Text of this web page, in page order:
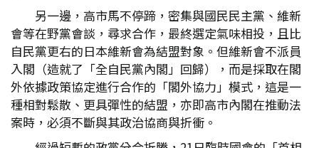
另一邊，高市馬不停蹄，密集與國民民主黨、維新
會等在野黨會談，尋求合作，最終選定氣味相投，且比
自民黨更右的日本維新會為結盟對象。但維新會不派員
入閣（造就了「全自民黨內閣」回歸），而是採取在閣
外依據政策協定進行合作的「閣外協力」模式，這是一
種相對鬆散、更具彈性的結盟，亦即高市內閣在推動法
案時，必須不斷與其政治協商與折衝。